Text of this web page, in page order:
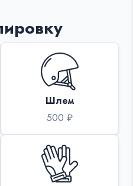
Шлем
500 ₽